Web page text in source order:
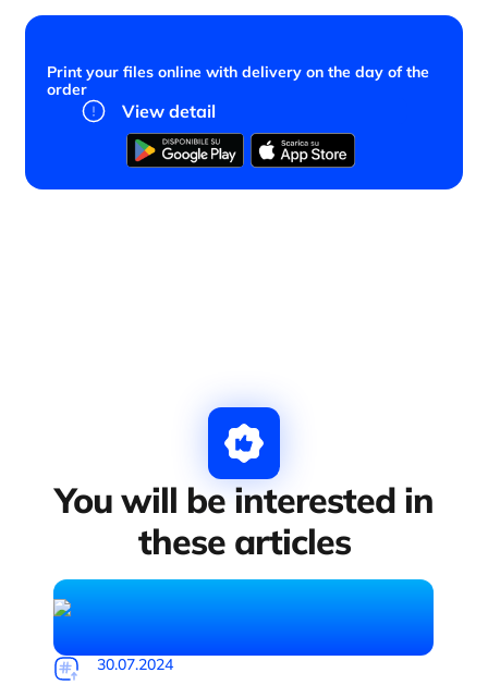
Print your files online with delivery on the day of the
order
View detail
You will be interested in
these articles
30.07.2024